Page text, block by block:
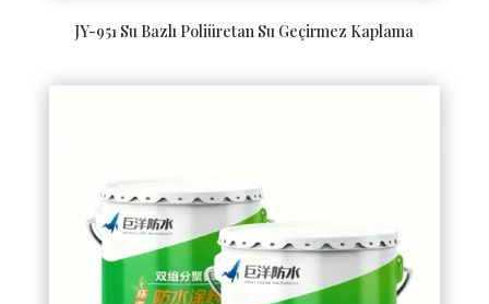
JY-951 Su Bazlı Poliüretan Su Geçirmez Kaplama